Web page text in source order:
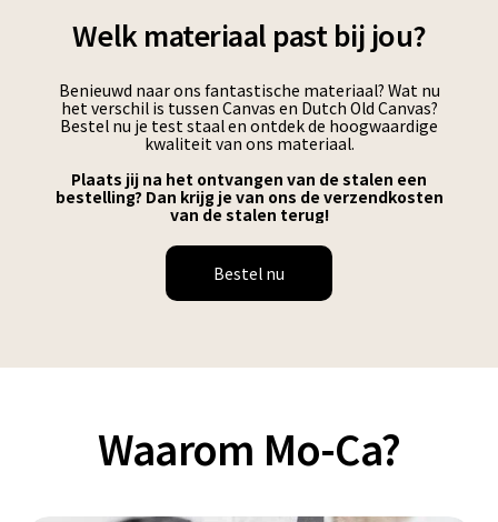
Welk materiaal past bij jou?
Benieuwd naar ons fantastische materiaal? Wat nu
het verschil is tussen Canvas en Dutch Old Canvas?
Bestel nu je test staal en ontdek de hoogwaardige
kwaliteit van ons materiaal.
Plaats jij na het ontvangen van de stalen een
bestelling? Dan krijg je van ons de verzendkosten
van de stalen terug!
Bestel nu
Waarom Mo-Ca?